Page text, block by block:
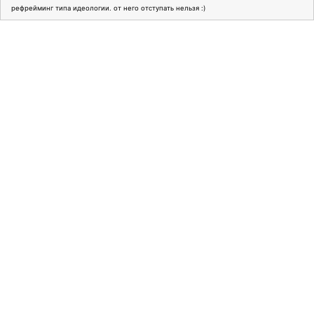
рефрейминг типа идеологии. от него отступать нельзя :)